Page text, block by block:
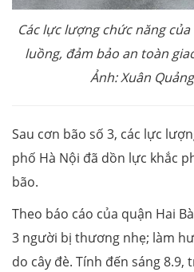
Các lực lượng chức năng
luồng, đảm bảo an toàn
Ảnh: Xuân
Sau cơn bão số 3, các lực
phố Hà Nội đã dồn lực khắc
bão.
Theo báo cáo của quận Hai
3 người bị thương nhẹ; làm
do cây đè. Tính đến sáng 8.9,